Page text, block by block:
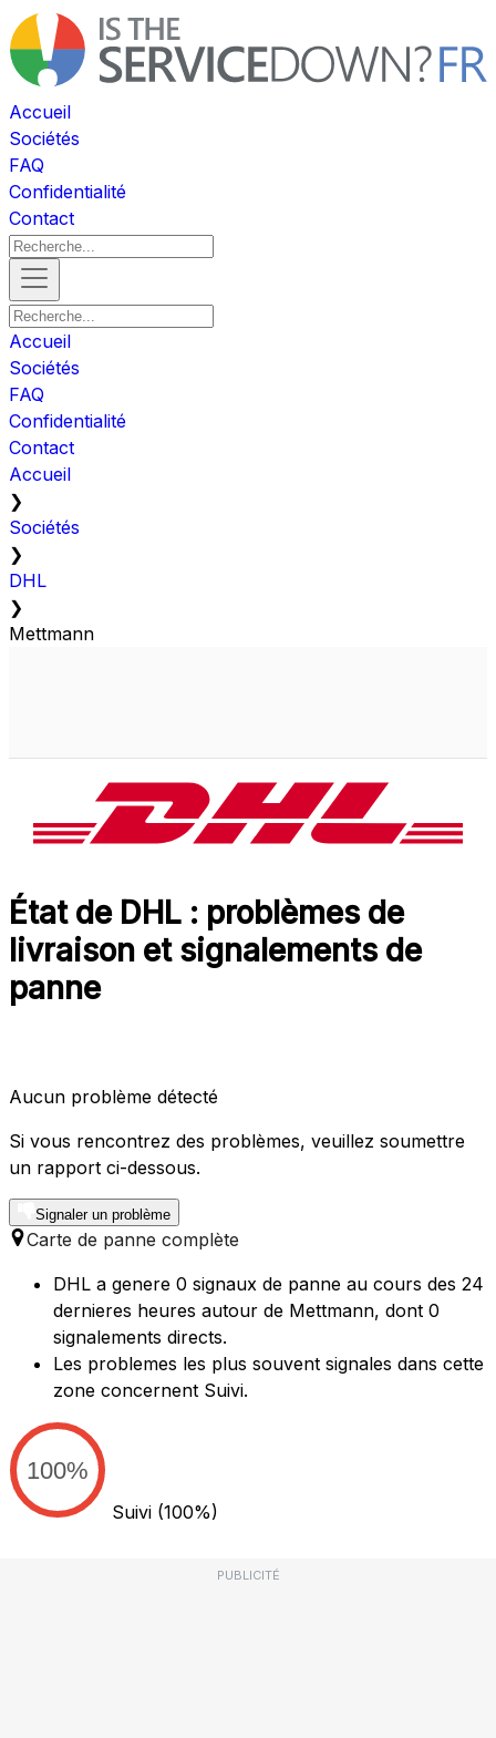
Accueil
Sociétés
FAQ
Confidentialité
Contact
Accueil
Sociétés
FAQ
Confidentialité
Contact
Accueil
❯
Sociétés
❯
DHL
❯
Mettmann
État de DHL : problèmes de
livraison et signalements de
panne
Aucun problème détecté
Si vous rencontrez des problèmes, veuillez soumettre
un rapport ci-dessous.
Signaler un problème
Carte de panne complète
DHL a genere 0 signaux de panne au cours des 24
dernieres heures autour de Mettmann, dont 0
signalements directs.
Les problemes les plus souvent signales dans cette
zone concernent Suivi.
100%
Suivi (100%)
PUBLICITÉ